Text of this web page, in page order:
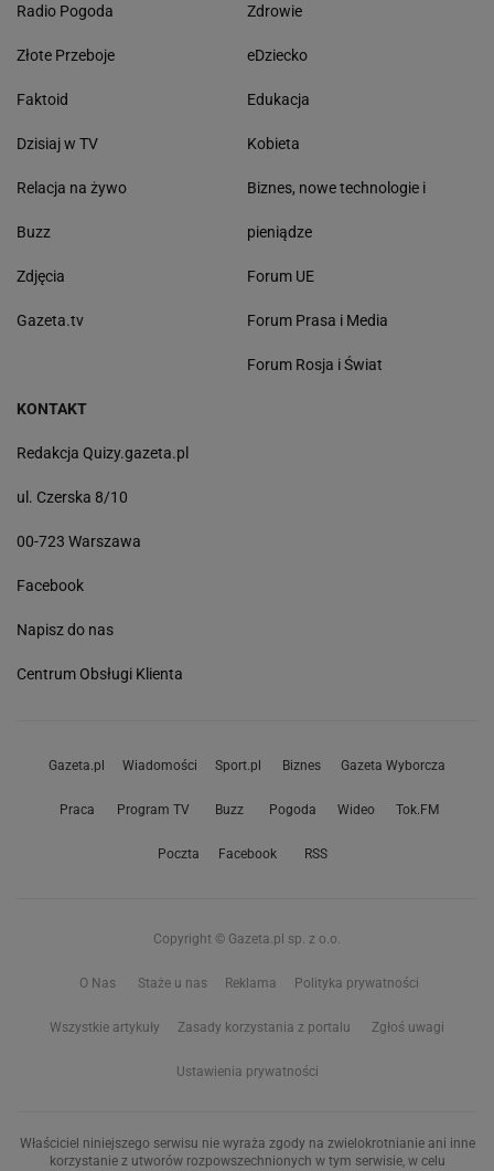
Radio Pogoda
Złote Przeboje
Faktoid
Dzisiaj w TV
Relacja na żywo
Buzz
Zdjęcia
Gazeta.tv
Zdrowie
eDziecko
Edukacja
Kobieta
Biznes, nowe technologie i
pieniądze
Forum UE
Forum Prasa i Media
Forum Rosja i Świat
KONTAKT
Redakcja Quizy.gazeta.pl
ul. Czerska 8/10
00-723 Warszawa
Facebook
Napisz do nas
Centrum Obsługi Klienta
Gazeta.pl Wiadomości Sport.pl Biznes Gazeta Wyborcza
Praca Program TV Buzz Pogoda Wideo Tok.FM
Poczta Facebook RSS
Copyright © Gazeta.pl sp. z o.o.
O Nas Staże u nas Reklama Polityka prywatności
Wszystkie artykuły Zasady korzystania z portalu Zgłoś uwagi
Ustawienia prywatności
Właściciel niniejszego serwisu nie wyraża zgody na zwielokrotnianie ani inne
korzystanie z utworów rozpowszechnionych w tym serwisie, w celu